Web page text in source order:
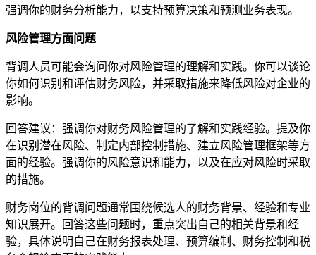
强调你的财务分析能力，以支持预算决策和预测业务表现。
风险管理方面问题
背调人员可能会询问你对风险管理的理解和实践。你可以谈论
你如何识别和评估财务风险，并采取措施来降低风险对企业的
影响。
回答建议：强调你对财务风险管理的了解和实践经验。提及你
在识别潜在风险、制定内部控制措施、建立风险管理框架等方
面的经验。强调你的风险意识和能力，以及在应对风险时采取
的措施。
财务岗位的背调问题通常围绕候选人的财务背景、经验和专业
知识展开。回答这些问题时，重点突出自己的相关背景和经
验，具体说明自己在财务报表处理、预算编制、财务控制和税